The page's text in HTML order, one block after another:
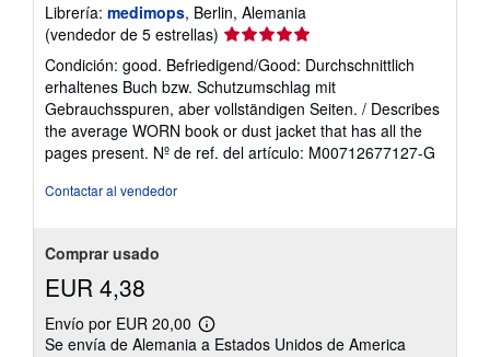
Librería: medimops, Berlin, Alemania
(vendedor de 5 estrellas) Calificación
vendedor:
5
de
5
estrellas
Condición: good. Befriedigend/Good: Durchschnittlich
erhaltenes Buch bzw. Schutzumschlag mit
Gebrauchsspuren, aber vollständigen Seiten. / Describes
the average WORN book or dust jacket that has all the
pages present. Nº de ref. del artículo: M00712677127-G
Contactar al vendedor
Comprar usado
EUR 4,38
Envío por EUR 20,00
Más
información
Se envía de Alemania a Estados Unidos de America